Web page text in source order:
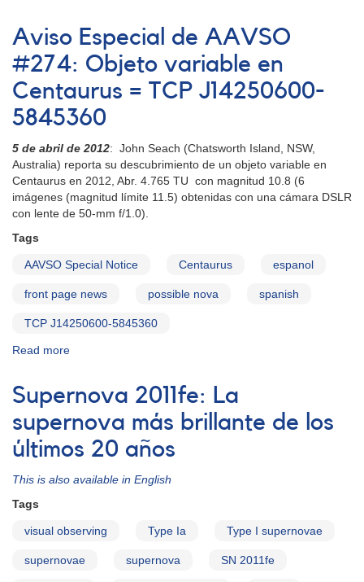
Especial
de
AAVSO
#337
(actualizado):
supernova
brillante
tipo
Ia
en
la
galaxia
(Lupus)
Aviso Especial de AAVSO
#274: Objeto variable en
Centaurus = TCP J14250600-
5845360
5 de abril de 2012: John Seach (Chatsworth Island, NSW,
Australia) reporta su descubrimiento de un objeto variable en
Centaurus en 2012, Abr. 4.765 TU con magnitud 10.8 (6
imágenes (magnitud límite 11.5) obtenidas con una cámara DSLR
con lente de 50-mm f/1.0).
Tags
AAVSO Special Notice Centaurus espanol
front page news possible nova spanish
TCP J14250600-5845360
Read more
de
AAVSO
#274:
Objeto
en
TCP
5845360
Supernova 2011fe: La
supernova más brillante de los
últimos 20 años
This is also available in English
Tags
visual observing Type Ia Type I supernovae
supernovae supernova SN 2011fe